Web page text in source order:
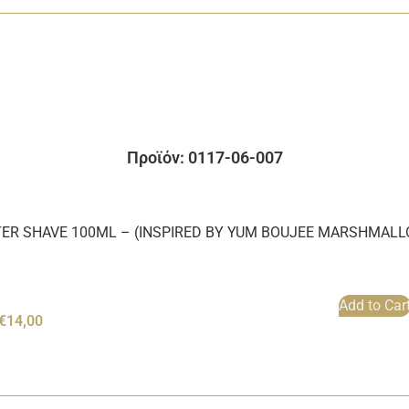
Προϊόν: 0117-06-007
SHAVE 100ML – (INSPIRED BY YUM BOUJEE
14,00
Add to